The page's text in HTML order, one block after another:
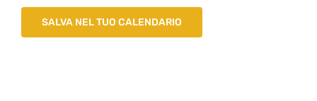
SALVA NEL TUO CALENDARIO